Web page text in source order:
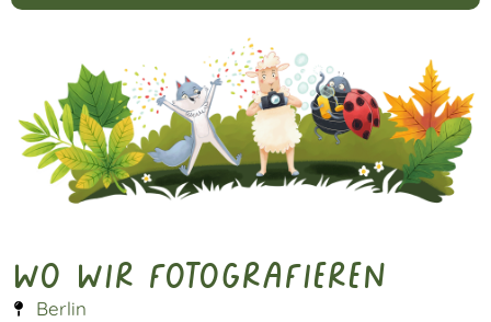
Wo wir fotografieren
Berlin